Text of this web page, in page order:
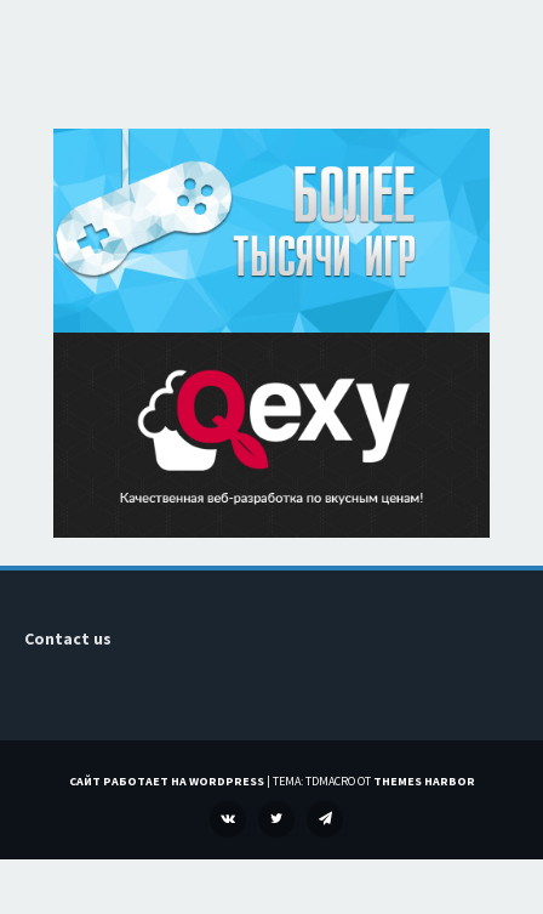
Contact us
САЙТ РАБОТАЕТ НА WORDPRESS | ТЕМА: TDMACRO ОТ THEMES HARBOR
TWITTER